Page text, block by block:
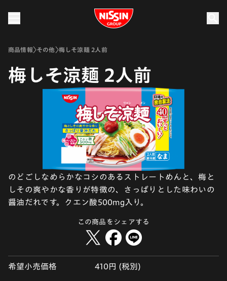
Nissin Group
商品情報 その他 梅しそ涼麺 2人前
梅しそ涼麺 2人前
のどごしなめらかなコシのあるストレートめんと、梅と
しその爽やかな香りが特徴の、さっぱりとした味わいの
醤油だれです。クエン酸500mg入り。
この商品をシェアする
希望小売価格 410円 (税別)